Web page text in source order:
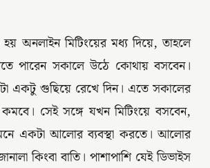
অনলাইন মিটিংয়ের মধ্য দিয়ে, তাহলে
পারেন সকালে উঠে কোথায় বসবেন।
একটু গুছিয়ে রেখে দিন। এতে সকালের
সেই সঙ্গে যখন মিটিংয়ে বসবেন,
একটা আলোর ব্যবস্থা করতে। আলোর
কিংবা বাতি। পাশাপাশি যেই ডিভাইস